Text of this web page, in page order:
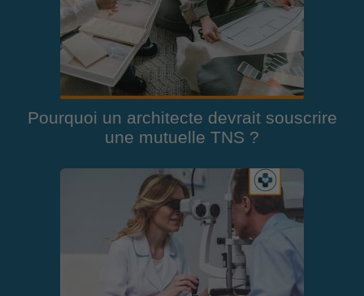
Pourquoi un architecte devrait souscrire
une mutuelle TNS ?